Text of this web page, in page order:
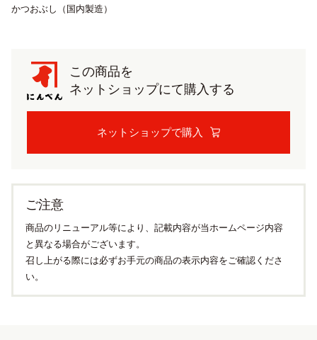
かつおぶし（国内製造）
この商品を
ネットショップにて購入する
ネットショップで購入
ご注意
商品のリニューアル等により、記載内容が当ホームページ内容
と異なる場合がございます。
召し上がる際には必ずお手元の商品の表示内容をご確認くださ
い。